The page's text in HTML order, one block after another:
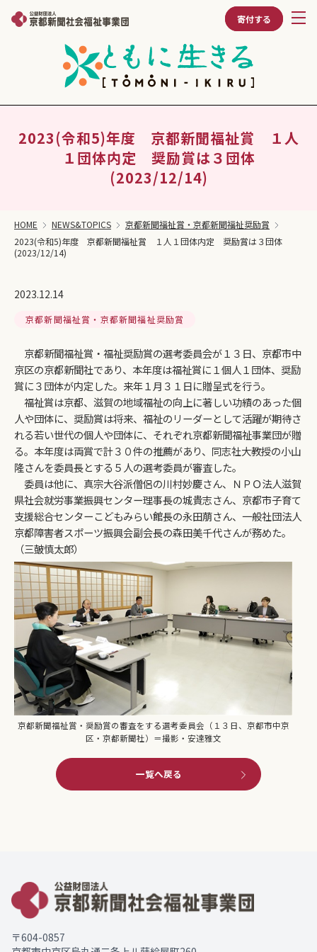
寄付する
2023(令和5)年度 京都新聞福祉賞 １人
１団体内定 奨励賞は３団体
(2023/12/14)
HOME NEWS&TOPICS
京都新聞福祉賞・京都新聞福祉奨励賞
2023(令和5)年度 京都新聞福祉賞 １人１団体内定 奨励賞は３団体
(2023/12/14)
2023.12.14
京都新聞福祉賞・京都新聞福祉奨励賞
京都新聞福祉賞・福祉奨励賞の選考委員会が１３日、京都市中
京区の京都新聞社であり、本年度は福祉賞に１個人１団体、奨励
賞に３団体が内定した。来年１月３１日に贈呈式を行う。
福祉賞は京都、滋賀の地域福祉の向上に著しい功績のあった個
人や団体に、奨励賞は将来、福祉のリーダーとして活躍が期待さ
れる若い世代の個人や団体に、それぞれ京都新聞福祉事業団が贈
る。本年度は両賞で計３０件の推薦があり、同志社大教授の小山
隆さんを委員長とする５人の選考委員が審査した。
委員は他に、真宗大谷派僧侶の川村妙慶さん、ＮＰＯ法人滋賀
県社会就労事業振興センター理事長の城貴志さん、京都市子育て
支援総合センターこどもみらい館長の永田萠さん、一般社団法人
京都障害者スポーツ振興会副会長の森田美千代さんが務めた。
（三皷慎太郎）
京都新聞福祉賞・奨励賞の審査をする選考委員会（１３日、京都市中京
区・京都新聞社）＝撮影・安達雅文
一覧へ戻る
〒604-0857